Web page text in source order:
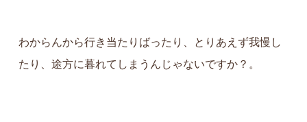
わからんから行き当たりばったり、とりあえず我慢し
たり、途方に暮れてしまうんじゃないですか？。